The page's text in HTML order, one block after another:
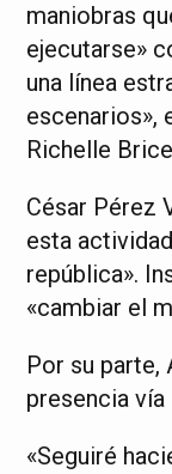
maniobras
ejecutarse»
una línea
escenarios»,
Richelle
César Pérez
esta
república».
«cambiar el
Por su parte,
presencia
«Seguiré